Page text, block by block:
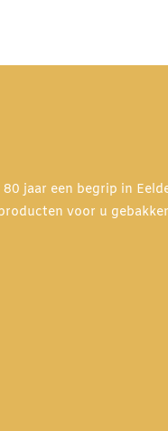
jaar een begrip in
voor u